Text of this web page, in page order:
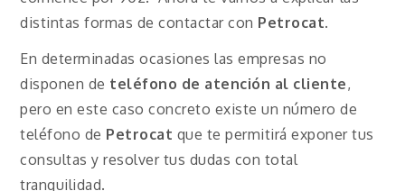
distintas formas de contactar con Petrocat.
En determinadas ocasiones las empresas no
disponen de teléfono de atención al cliente,
pero en este caso concreto existe un número de
teléfono de Petrocat que te permitirá exponer tus
consultas y resolver tus dudas con total
tranquilidad.